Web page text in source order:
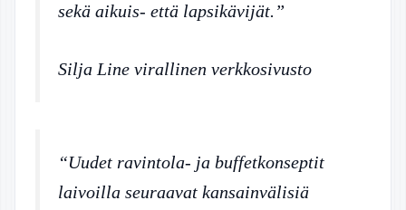
sekä aikuis- että lapsikävijät.”
Silja Line virallinen verkkosivusto
“Uudet ravintola- ja buffetkonseptit
laivoilla seuraavat kansainvälisiä